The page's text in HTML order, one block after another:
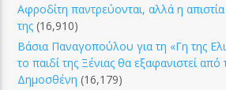
Αφροδίτη παντρεύονται, αλλά η
της (16,910)
Βάσια Παναγοπούλου για τη «Γη της
το παιδί της Ξένιας θα εξαφανιστεί
Δημοσθένη (16,179)